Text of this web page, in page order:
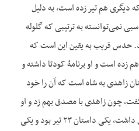
دیگری هم تیر زده است، به دلیل
نمی‌توانسته به ترتیبی که گلوله
حدس قریب به یقین این است که
زده است و او برنامۀ کودتا داشته و
زاهدی به شاه است که آن را خود
چون زاهدی با مصدق بهم زد و او
از وزارت کشور رفت و این دو دلیل داشت، یکی داستان ۲۳ تیر بود و یکی